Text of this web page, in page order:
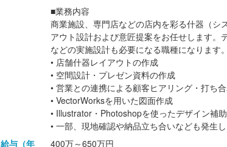
■業務内容
商業施設、専門店などの店内を彩る什器（シ
アウト設計および意匠提案をお任せします。
などの実施設計も必要になる職種になります。
• 店舗什器レイアウトの作成
• 空間設計・プレゼン資料の作成
• 営業との連携による顧客ヒアリング・打ち
• VectorWorksを用いた図面作成
• Illustrator・Photoshopを使ったデザイン補助
• 一部、現地確認や納品立ち合いなども発生
給与（年
400万～650万円